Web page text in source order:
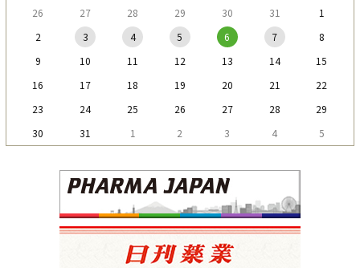
26 27 28 29 30 31
1
2
3 4 5 6 7
8
9
10 11 12 13 14
15
16
17 18 19 20 21
22
23
24 25 26 27 28
29
30
31 1 2 3 4 5